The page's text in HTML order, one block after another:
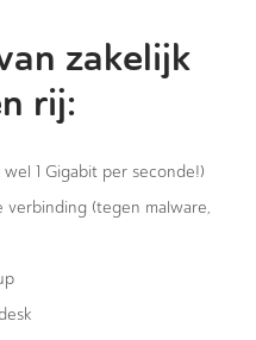
zakelijk
rij:
1 Gigabit per seconde!)
(tegen malware,